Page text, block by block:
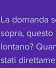
La domanda
sopra,
lontano?
stati